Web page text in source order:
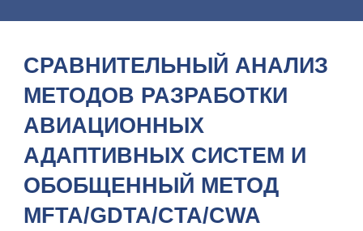
СРАВНИТЕЛЬНЫЙ АНАЛИЗ
МЕТОДОВ РАЗРАБОТКИ
АВИАЦИОННЫХ
АДАПТИВНЫХ СИСТЕМ И
ОБОБЩЕННЫЙ МЕТОД
MFTA/GDTA/CTA/CWA